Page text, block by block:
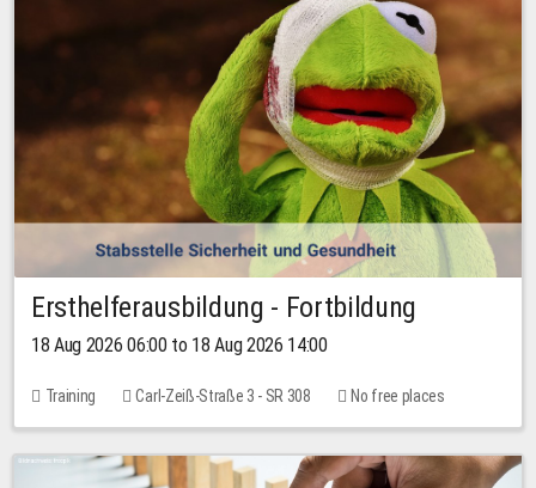
Ersthelferausbildung - Fortbildung
18 Aug 2026 06:00 to 18 Aug 2026 14:00
Training Carl-Zeiß-Straße 3 - SR 308 No free places